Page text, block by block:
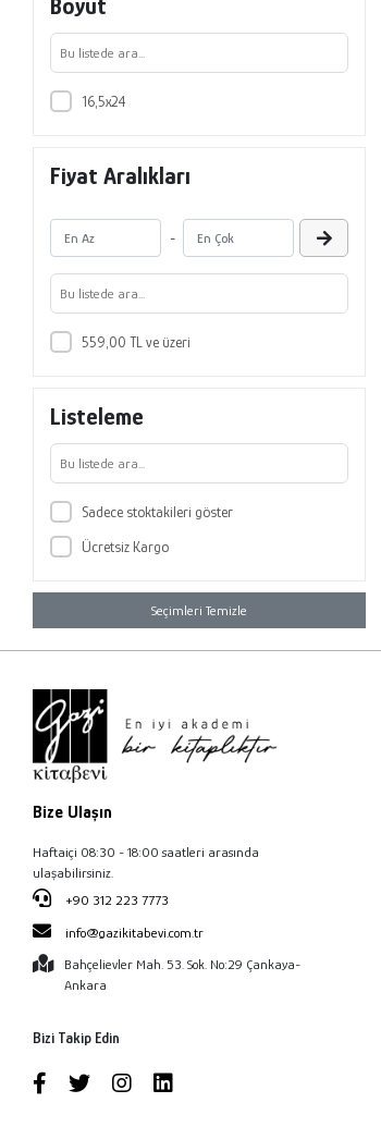
Meltem Demirgöz Bal
Merve Lazoğlu
Özgür Alparslan
Özlem Akgün
Özlem Doğu
Refika Genç Koyucu
Sevda Korkut Öksüz
Tülay Yılmaz
Yasemin Aydın Kartal
Halit Yılmaz
Boyut
16,5x24
Fiyat Aralıkları
-
559,00 TL ve üzeri
Listeleme
Sadece stoktakileri göster
Ücretsiz Kargo
Seçimleri Temizle
Bize Ulaşın
Haftaiçi 08:30 - 18:00 saatleri arasında
ulaşabilirsiniz.
+90 312 223 7773
info@gazikitabevi.com.tr
Bahçelievler Mah. 53. Sok. No:29 Çankaya-
Ankara
Bizi Takip Edin